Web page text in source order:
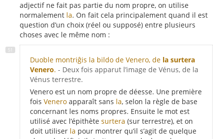
adjectif ne fait pas partie du nom propre, on utilise
normalement la. On fait cela principalement quand il est
question d’un choix (réel ou supposé) entre plusieurs
choses avec le même nom :
Duoble montriĝis la bildo de Venero, de la surtera
Venero. - Deux fois apparut l’image de Vénus, de la
Vénus terrestre.
Venero est un nom propre de déesse. Une première
fois Venero apparaît sans la, selon la règle de base
concernant les noms propres. Ensuite le mot est
utilisé avec l’épithète surtera (sur terrestre), et on
doit utiliser la pour montrer qu’il s’agit de quelque